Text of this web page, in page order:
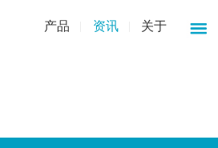
产品 资讯 关于